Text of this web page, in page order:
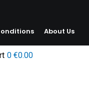
About Us
0 €0.00